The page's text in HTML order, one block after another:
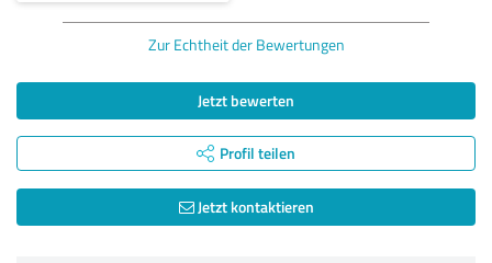
Zur Echtheit der Bewertungen
Jetzt bewerten
Profil teilen
Jetzt kontaktieren